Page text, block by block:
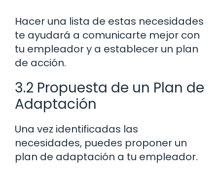
Hacer una lista de estas necesidades
te ayudará a comunicarte mejor con
tu empleador y a establecer un plan
de acción.
3.2 Propuesta de un Plan de
Adaptación
Una vez identificadas las
necesidades, puedes proponer un
plan de adaptación a tu empleador.